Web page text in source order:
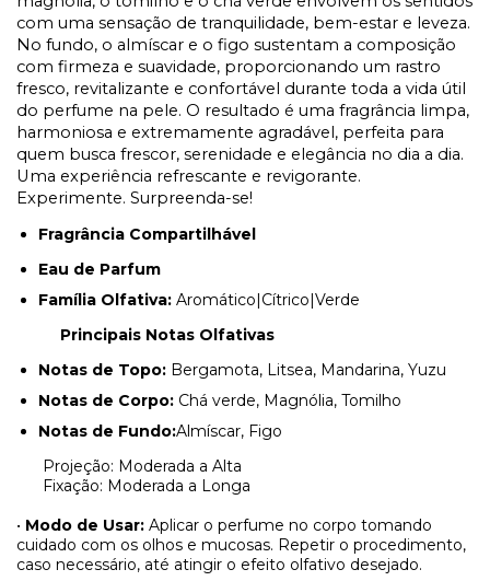
com uma sensação de tranquilidade, bem-estar e leveza.
No fundo, o almíscar e o figo sustentam a composição
com firmeza e suavidade, proporcionando um rastro
fresco, revitalizante e confortável durante toda a vida útil
do perfume na pele. O resultado é uma fragrância limpa,
harmoniosa e extremamente agradável, perfeita para
quem busca frescor, serenidade e elegância no dia a dia.
Uma experiência refrescante e revigorante.
Experimente. Surpreenda-se!
Fragrância Compartilhável
Eau de Parfum
Família Olfativa: Aromático|Cítrico|Verde
Principais Notas Olfativas
Notas de Topo: Bergamota, Litsea, Mandarina, Yuzu
Notas de Corpo: Chá verde, Magnólia, Tomilho
Notas de Fundo:Almíscar, Figo
Projeção: Moderada a Alta
Fixação: Moderada a Longa
• Modo de Usar: Aplicar o perfume no corpo tomando
cuidado com os olhos e mucosas. Repetir o procedimento,
caso necessário, até atingir o efeito olfativo desejado.